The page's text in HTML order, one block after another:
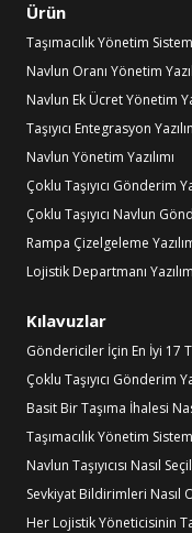
Ürün
Taşımacılık Yönetim
Navlun Oranı Yönetim
Navlun Ek Ücret Yönetim
Taşıyıcı Entegrasyon
Navlun Yönetim Yazılımı
Çoklu Taşıyıcı Gönderim
Çoklu Taşıyıcı Navlun
Rampa Çizelgeleme
Lojistik Departmanı
Kılavuzlar
Göndericiler İçin En İyi 17
Çoklu Taşıyıcı Gönderim
Basit Bir Taşıma İhalesi
Taşımacılık Yönetim
Navlun Taşıyıcısı Nasıl
Sevkiyat Bildirimleri Nasıl
Her Lojistik Yöneticisinin